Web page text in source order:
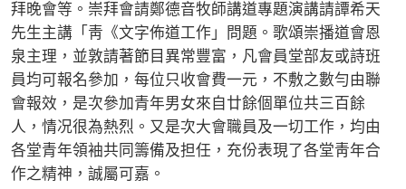
拜晚會等。崇拜會請鄭德音牧師講道專題演講請譚希天
先生主講「靑《文字佈道工作」問題。歌頌崇播道會恩
泉主理，並敦請著節目異常豐富，凡會員堂部友或詩班
員均可報名參加，每位只收會費一元，不敷之數勻由聯
會報效，是次參加青年男女來自廿餘個單位共三百餘
人，情况很為熱烈。又是次大會職員及一切工作，均由
各堂青年領袖共同籌備及担任，充份表現了各堂靑年合
作之精神，誠屬可嘉。